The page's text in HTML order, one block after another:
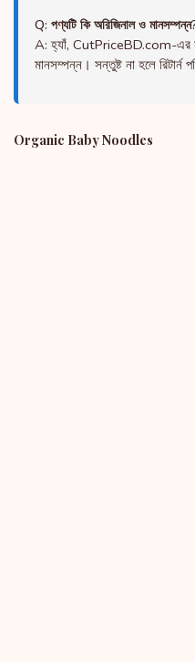
Q: পণ্যটি কি অরিজিনাল ও
A: হ্যাঁ, CutPriceBD.com-এর
মানসম্পন্ন। সন্তুষ্ট না হলে রিটার্ন
Organic Baby Noodles